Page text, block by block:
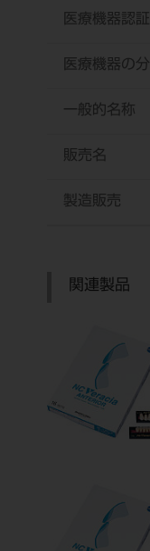
医療機器認
医療機器の
一般的名称
販売名
製造販売
関連製品